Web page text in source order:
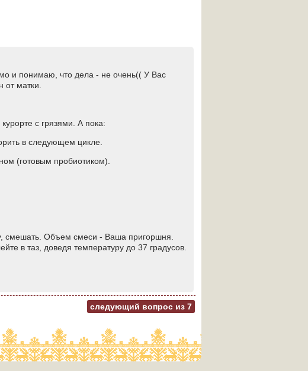
и понимаю, что дела - не очень(( У Вас
матки.
с грязями. А пока:
в следующем цикле.
(готовым пробиотиком).
смешать. Объем смеси - Ваша пригоршня.
в таз, доведя температуру до 37 градусов.
следующий вопрос из 7